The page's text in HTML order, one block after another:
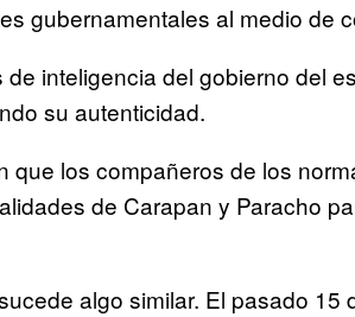
gubernamentales al medio de
inteligencia del gobierno del
su autenticidad.
que los compañeros de los
de Carapan y Paracho
algo similar. El pasado 15